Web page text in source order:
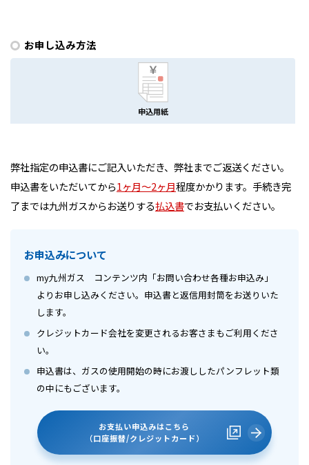
お申し込み方法
申込用紙
弊社指定の申込書にご記入いただき、弊社までご返送ください。
申込書をいただいてから1ヶ月～2ヶ月程度かかります。 手続き完
了までは九州ガスからお送りする払込書でお支払いください。
お申込みについて
my九州ガス コンテンツ内「お問い合わせ各種お申込み」
よりお申し込みください。申込書と返信用封筒をお送りいた
します。
クレジットカード会社を変更されるお客さまもご利用くださ
い。
申込書は、ガスの使用開始の時にお渡ししたパンフレット類
の中にもございます。
お支払い申込みはこちら
（口座振替/クレジットカード）